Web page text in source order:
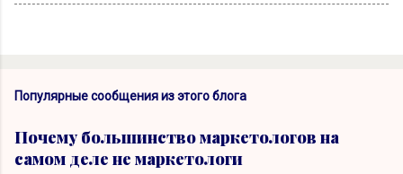
Популярные сообщения из этого блога
Почему большинство маркетологов на
самом деле не маркетологи